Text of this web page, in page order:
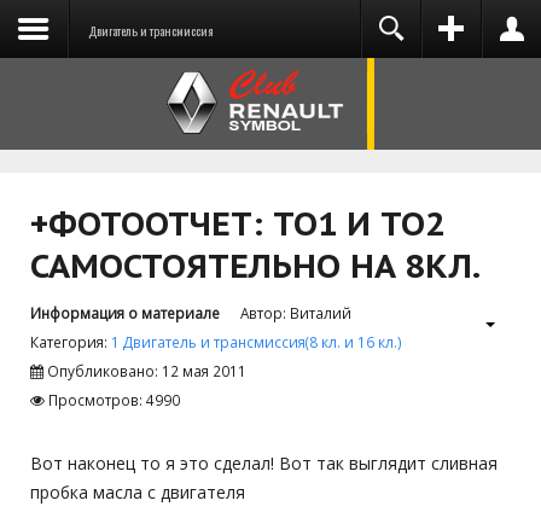
Двигатель и трансмиссия
ВОЙТИ
You need to enable user registration from User
Manager/Options in the backend of Joomla
before this module will activate.
+ФОТООТЧЕТ: ТО1 И ТО2
САМОСТОЯТЕЛЬНО НА 8КЛ.
Информация о материале Автор: Виталий
Категория: 1 Двигатель и трансмиссия(8 кл. и 16 кл.)
Опубликовано: 12 мая 2011
Просмотров: 4990
Вот наконец то я это сделал! Вот так выглядит сливная
пробка масла с двигателя